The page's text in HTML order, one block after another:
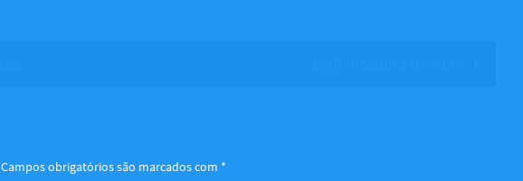
Campos obrigatórios são marcados com *